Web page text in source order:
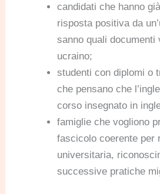
candidati che hanno
risposta positiva da
sanno quali documenti
ucraino;
studenti con diplomi o
che pensano che
corso insegnato in
famiglie che vogliono
fascicolo coerente per
universitaria,
successive pratiche